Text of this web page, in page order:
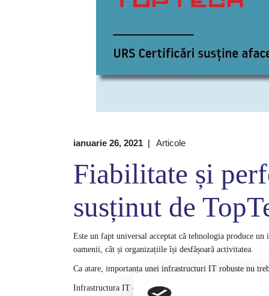
ianuarie 26, 2021 Articole
Fiabilitate și
susținut de
Este un fapt universal acceptat că tehnologia produce
oamenii, cât și organizațiile își desfășoară activitatea.
Ca atare, importanța unei infrastructuri IT robuste nu
Infrastructura IT este compusă din toate acele elemente